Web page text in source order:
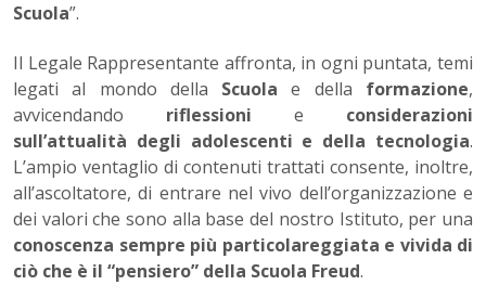
Scuola”.
Il Legale Rappresentante affronta, in ogni puntata, temi
legati al mondo della Scuola e della formazione,
avvicendando riflessioni e considerazioni
sull’attualità degli adolescenti e della tecnologia.
L’ampio ventaglio di contenuti trattati consente, inoltre,
all’ascoltatore, di entrare nel vivo dell’organizzazione e
dei valori che sono alla base del nostro Istituto, per una
conoscenza sempre più particolareggiata e vivida di
ciò che è il “pensiero” della Scuola Freud.